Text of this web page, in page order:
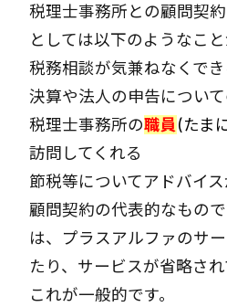
税理士事務所との顧問契
としては以下のようなこと
税務相談が気兼ねなくで
決算や法人の申告につい
税理士事務所の職員 (たま
訪問してくれる
節税等についてアドバイ
顧問契約の代表的なもの
は、プラスアルファのサ
たり、サービスが省略され
これが一般的です。